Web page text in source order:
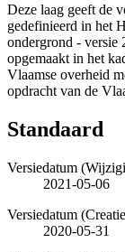
Deze laag geeft de
gedefinieerd in het
ondergrond - versie
opgemaakt in het
Vlaamse overheid
opdracht van de
Standaard
Versiedatum
2021-05-06
Versiedatum
2020-05-31